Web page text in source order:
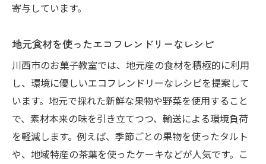
寄与しています。
地元食材を使ったエコフレンドリーなレシピ
川西市のお菓子教室では、地元産の食材を積極的に利用
し、環境に優しいエコフレンドリーなレシピを提案して
います。地元で採れた新鮮な果物や野菜を使用すること
で、素材本来の味を引き立てつつ、輸送による環境負荷
を軽減します。例えば、季節ごとの果物を使ったタルト
や、地域特産の茶葉を使ったケーキなどが人気です。こ